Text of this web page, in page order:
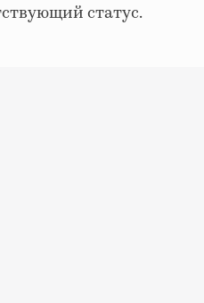
статус.